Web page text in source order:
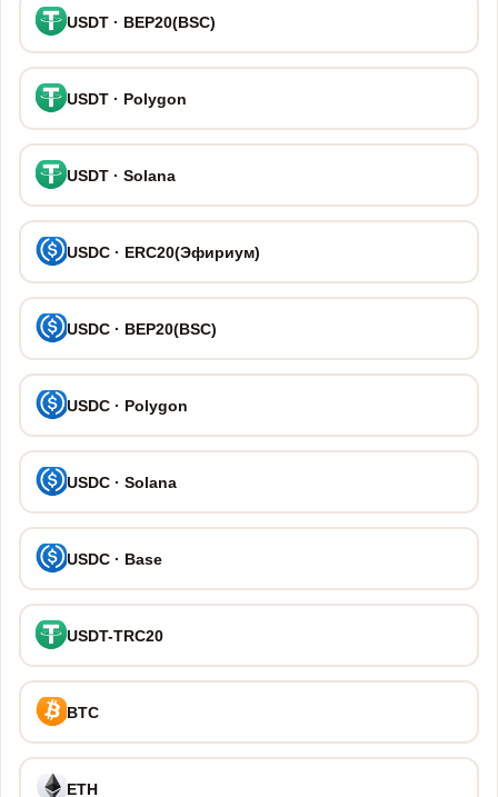
USDT · BEP20(BSC)
USDT · Polygon
USDT · Solana
USDC · ERC20(Эфириум)
USDC · BEP20(BSC)
USDC · Polygon
USDC · Solana
USDC · Base
USDT-TRC20
BTC
ETH